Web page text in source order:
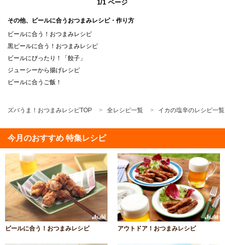
1/1 ページ
その他、ビールに合うおつまみレシピ・作り方
ビールに合う！おつまみレシピ
黒ビールに合う！おつまみレシピ
ビールにぴったり！「餃子」
ジューシーから揚げレシピ
ビールに合うご飯！
ズバうま！おつまみレシピTOP 全レシピ一覧 イカの塩辛のレシピ一覧
今月のおすすめ 特集レシピ
ビールに合う！おつまみレシピ アウトドア！おつまみレシピ